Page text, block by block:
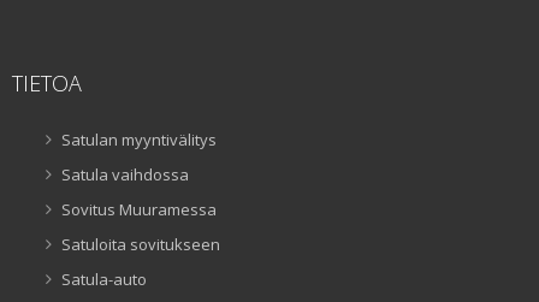
TIETOA
Satulan myyntivälitys
Satula vaihdossa
Sovitus Muuramessa
Satuloita sovitukseen
Satula-auto